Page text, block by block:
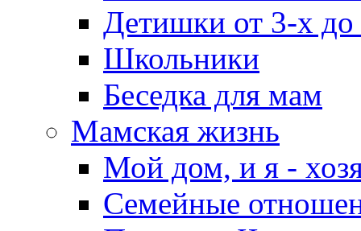
Детишки от 3-х
Школьники
Беседка для мам
Мамская жизнь
Мой дом, и я -
Семейные